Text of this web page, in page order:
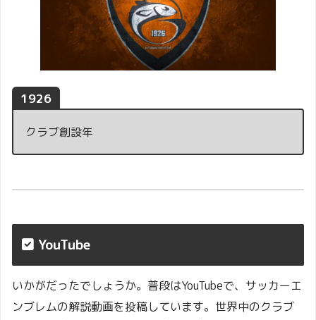
1926
クラブ創設年
YouTube
いかがだったでしょうか。普段はYouTubeで、サッカーエ
ンブレムの解説動画を投稿しています。世界中のクラブ